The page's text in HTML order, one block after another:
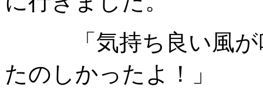
「気持ち良い風が吹
たのしかったよ！」